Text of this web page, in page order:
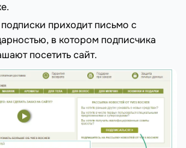
приходит письмо с
в котором подписчика
посетить сайт.